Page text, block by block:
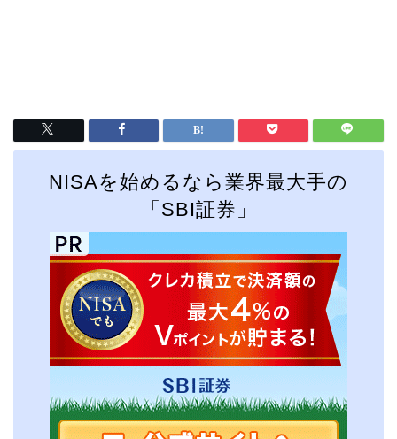
NISAを始めるなら業界最大手の
「SBI証券」